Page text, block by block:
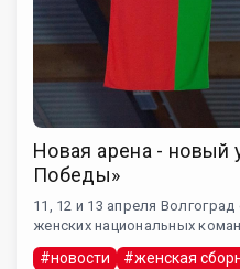
Новая арена - новый
Победы»
11, 12 и 13 апреля
женских национальных
#новости #женская